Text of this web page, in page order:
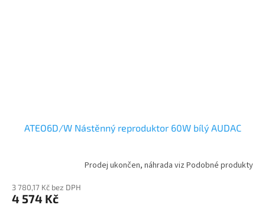
ATEO6D/W Nástěnný reproduktor 60W bílý AUDAC
Prodej ukončen, náhrada viz Podobné produkty
3 780,17 Kč bez DPH
4 574 Kč